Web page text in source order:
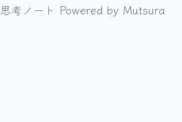
考ノート Powered by Mutsura